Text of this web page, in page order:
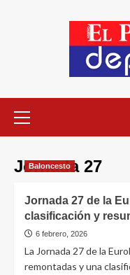
Jornada 27
Baloncesto
Jornada 27 de la
clasificación y
6 febrero, 2026
La Jornada 27 de la
remontadas y una